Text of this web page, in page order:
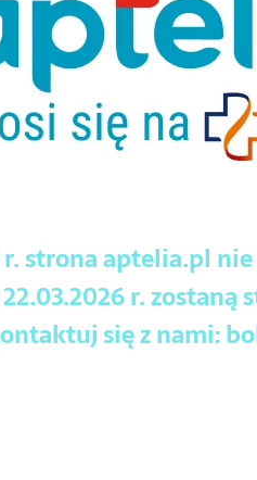
r. strona aptelia.pl
r.
się z nami: